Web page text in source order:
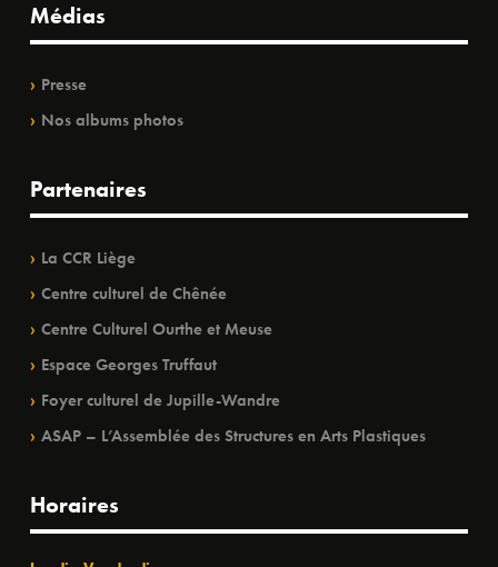
Médias
Presse
Nos albums photos
Partenaires
La CCR Liège
Centre culturel de Chênée
Centre Culturel Ourthe et Meuse
Espace Georges Truffaut
Foyer culturel de Jupille-Wandre
ASAP – L’Assemblée des Structures en Arts Plastiques
Horaires